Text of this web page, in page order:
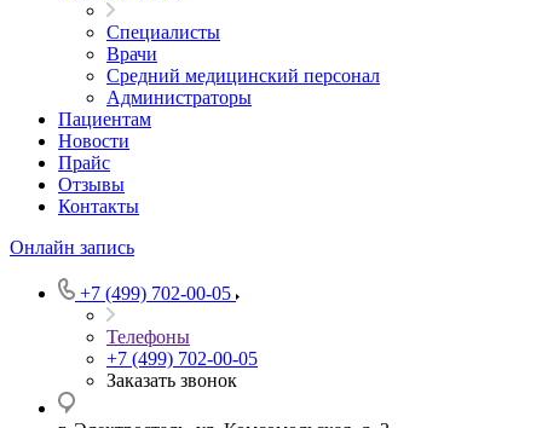
Специалисты
Врачи
Средний медицинский персонал
Администраторы
Пациентам
Новости
Прайс
Отзывы
Контакты
Онлайн запись
+7 (499) 702-00-05
Телефоны
+7 (499) 702-00-05
Заказать звонок